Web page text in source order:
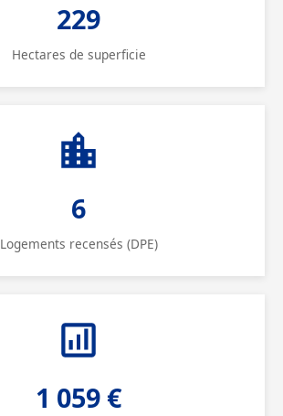
229
Hectares de superficie
6
Logements recensés (DPE)
1 059 €